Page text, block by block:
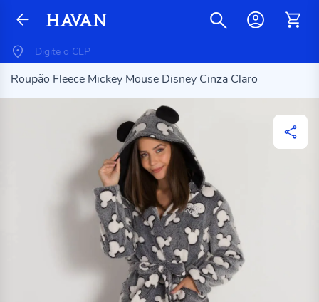
Roupão Fleece Mickey Mouse Disney Cinza Claro